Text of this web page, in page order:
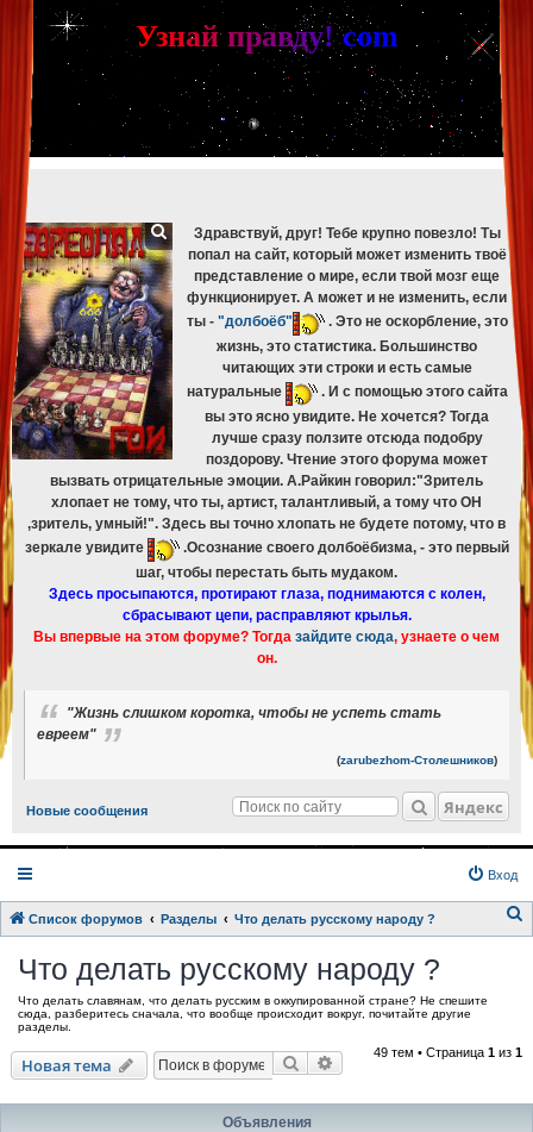
[phpBB Debug] PHP Warning : in file [ROOT]/phpbb/db/driver/mysqli.php
mysqli_fetch_assoc(): Couldn't fetch mysqli_result
[phpBB Debug] PHP Warning: in file[ROOT]/phpbb/db/driver/mysqli.php 329
mysqli_free_result(): Couldn't fetch mysqli_result
[phpBB Debug] PHP Warning
[ROOT]/phpbb/db/driver/mysqli.php on line 265
mysqli_fetch_assoc(): Couldn't fetch mysqli_result
[phpBB Debug] PHP Warning
: in file [ROOT]/phpbb/db/driver/mysqli.php on line329
mysqli_free_result(): Couldn't fetch mysqli_result
[phpBB Debug] PHP Warning: in file [ROOT]/phpbb/db/driver/mysqli.php on line 265
mysqli_fetch_assoc(): Couldn't fetch mysqli_result
[phpBB Debug] PHP Warning
[ROOT]/phpbb/db/driver/mysqli.php on line329:
mysqli_free_result(): Couldn't fetch mysqli_result
Узнай правду! com
Здравствуй, друг! Тебе крупно повезло! Ты
попал на сайт, который может изменить твоё
представление о мире, если твой мозг еще
функционирует. А может и не изменить, если
ты - "долбоёб"
. Это не оскорбление, это
жизнь, это статистика. Большинство
читающих эти строки и есть самые
натуральные
. И с помощью этого сайта
вы это ясно увидите. Не хочется? Тогда
лучше сразу ползите отсюда подобру
поздорову. Чтение этого форума может
вызвать отрицательные эмоции. А.Райкин говорил:"Зритель
хлопает не тому, что ты, артист, талантливый, а тому что ОН
,зритель, умный!". Здесь вы точно хлопать не будете потому, что в
зеркале увидите
.Осознание своего долбоёбизма, - это первый
шаг, чтобы перестать быть мудаком.
Здесь просыпаются, протирают глаза, поднимаются с колен,
сбрасывают цепи, расправляют крылья.
Вы впервые на этом форуме? Тогда зайдите сюда, узнаете о чем
он.
"Жизнь слишком коротка, чтобы не успеть стать
евреем"
(zarubezhom-Столешников)
Новые сообщения Яндекс
Вход
Список форумов Разделы Что делать русскому народу ?
Что делать русскому народу ?
Что делать славянам, что делать русским в оккупированной стране? Не спешите
сюда, разберитесь сначала, что вообще происходит вокруг, почитайте другие
разделы.
Новая тема Поиск Расширенный поиск
49 тем • Страница 1 из 1
Объявления